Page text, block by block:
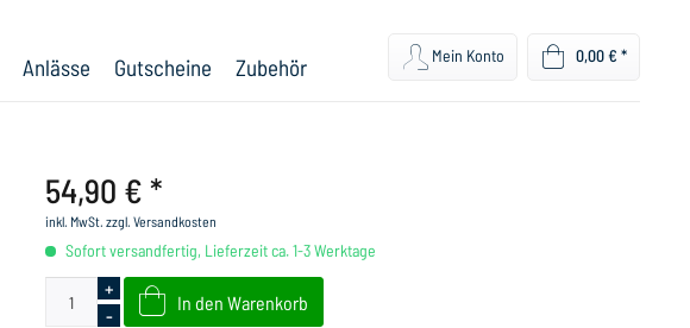
Anlässe Gutscheine Zubehör Mein Konto 0,00 € *
54,90 € *
inkl. MwSt. zzgl. Versandkosten
Sofort versandfertig, Lieferzeit ca. 1-3 Werktage
+
-
In den Warenkorb